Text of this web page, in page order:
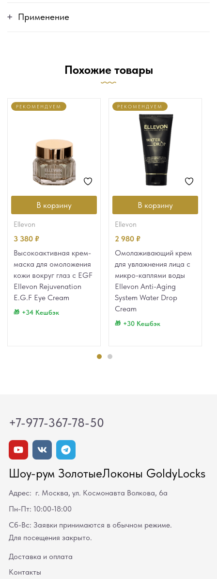
Применение
Похожие товары
В корзину
РЕКОМЕНДУЕМ
ellevon
3 380 ₽
Высокоактивная крем-
маска для омоложения
кожи вокруг глаз с EGF
Ellevon Rejuvenation
E.G.F Eye Cream
+34 Кешбэк
В корзину
РЕКОМЕНДУЕМ
ellevon
2 980 ₽
Омолаживающий крем
для увлажнения лица с
микро-каплями воды
Ellevon Anti-Aging
System Water Drop
Cream
+30 Кешбэк
+7-977-367-78-50
Шоу-рум ЗолотыеЛоконы GoldyLocks
Адрес: г. Москва, ул. Космонавта Волкова, 6а
Пн-Пт: 10:00-18:00
Сб-Вс: Заявки принимаются в обычном режиме.
Для посещения закрыто.
Доставка и оплата
Контакты